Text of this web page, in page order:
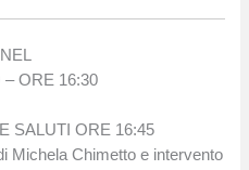
– ORE 16:30
SALUTI ORE 16:45
Michela Chimetto e intervento